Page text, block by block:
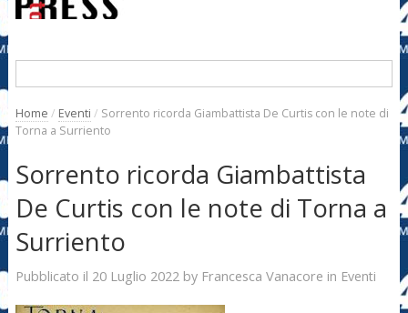
Home / Eventi / Sorrento ricorda Giambattista De Curtis con le note di
Torna a Surriento
Sorrento ricorda Giambattista
De Curtis con le note di Torna a
Surriento
Pubblicato il 20 Luglio 2022by Francesca Vanacore in Eventi